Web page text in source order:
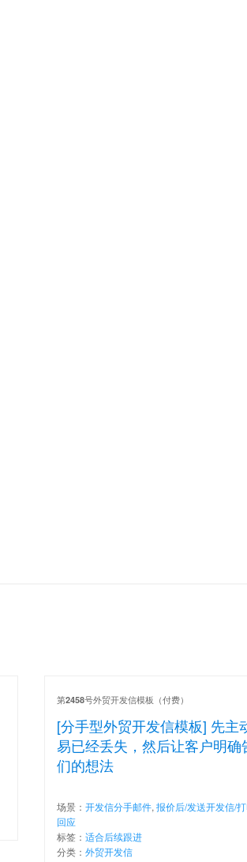
[分手型外贸开发信模板] 先主
易已经丢失，然后让客户明确
们的想法
第2458号外贸开发信模板（付费）
场景： 开发信分手邮件, 报价后/发送开发信/
回应
标签： 适合后续跟进
分类： 外贸开发信